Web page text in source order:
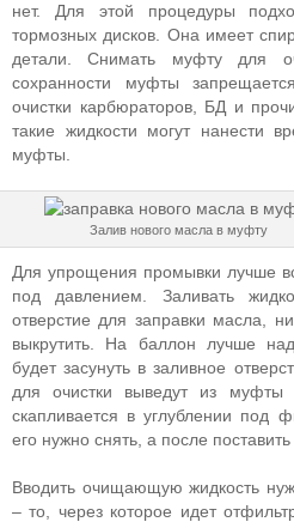
нет. Для этой процедуры
тормозных дисков. Она имеет
детали. Снимать муфту для
сохранности муфты
очистки карбюраторов, БД и
такие жидкости могут нанести
муфты.
Залив нового масла в муфту
Для упрощения промывки лучше
под давлением. Заливать
отверстие для заправки масла,
выкрутить. На баллон лучше
будет засунуть в заливное
для очистки выведут из
скапливается в углублении под
его нужно снять, а после поставить
Вводить очищающую жидкость
– то, через которое идет